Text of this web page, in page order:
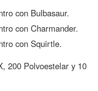
con Bulbasaur.
con Charmander.
con Squirtle.
200 Polvoestelar y 10